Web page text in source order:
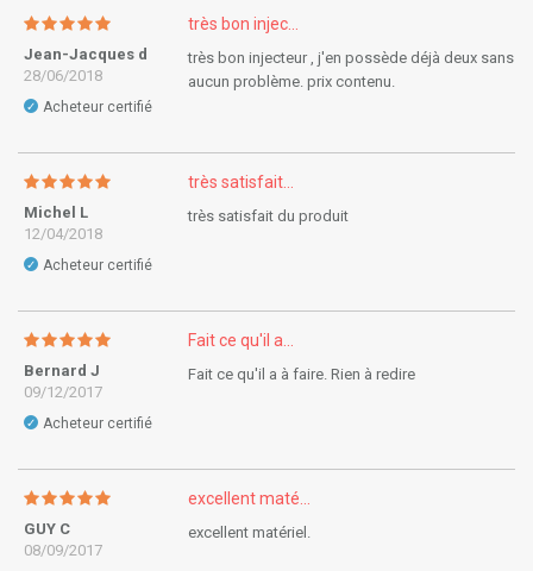
Jean-Jacques d
28/06/2018
✓ Acheteur certifié
très bon injec...
très bon injecteur , j'en possède déjà deux sans
aucun problème. prix contenu.
Michel L
12/04/2018
✓ Acheteur certifié
très satisfait...
très satisfait du produit
Bernard J
09/12/2017
✓ Acheteur certifié
Fait ce qu'il a...
Fait ce qu'il a à faire. Rien à redire
GUY C
08/09/2017
excellent maté...
excellent matériel.